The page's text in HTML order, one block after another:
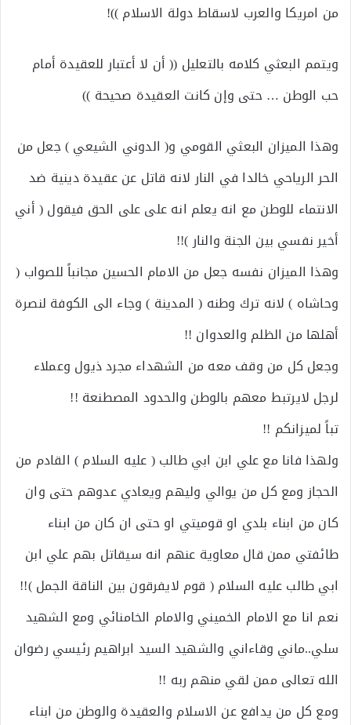
من امريكا والعرب لاسقاط دولة الاسلام ))!
ويتمم البعثي كلامه بالتعليل (( أن لا أعتبار للعقيدة أمام
حب الوطن … حتى وإن كانت العقيدة صحيحة ))
وهذا الميزان البعثي القومي و( الدوني الشيعي ) جعل من
الحر الرياحي خالدا في النار لانه قاتل عن عقيدة دينية ضد
الانتماء للوطن مع انه يعلم انه على على الحق فيقول ( أني
أخير نفسي بين الجنة والنار )!!
وهذا الميزان نفسه جعل من الامام الحسين مجانباً للصواب (
وحاشاه ) لانه ترك وطنه ( المدينة ) وجاء الى الكوفة لنصرة
أهلها من الظلم والعدوان !!
وجعل كل من وقف معه من الشهداء مجرد ذيول وعملاء
لرجل لايرتبط معهم بالوطن والحدود المصطنعة !!
تباً لميزانكم !!
ولهذا فانا مع علي ابن ابي طالب ( عليه السلام ) القادم من
الحجاز ومع كل من يوالي وليهم ويعادي عدوهم حتى وان
كان من ابناء بلدي او قوميتي او حتى ان كان من ابناء
طائفتي ممن قال معاوية عنهم انه سيقاتل بهم علي ابن
ابي طالب عليه السلام ( قوم لايفرقون بين الناقة الجمل )!!
نعم انا مع الامام الخميني والامام الخامنائي ومع الشهيد
سلي..ماني وقاءاني والشهيد السيد ابراهيم رئيسي رضوان
الله تعالى ممن لقي منهم ربه !!
ومع كل من يدافع عن الاسلام والعقيدة والوطن من ابناء